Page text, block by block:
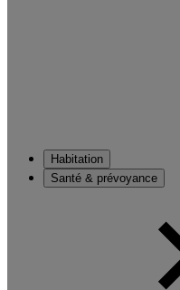
Habitation
Santé & prévoyance